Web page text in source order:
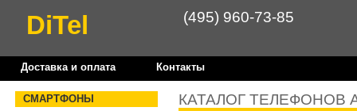
DiTel (495) 960-73-85
Доставка и оплата Контакты
КАТАЛОГ ТЕЛЕФОНОВ
СМАРТФОНЫ